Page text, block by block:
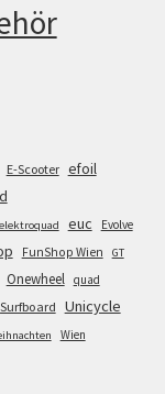
E-Scooter efoil
elektroquad euc
Evolve
FunShop Wien GT
Onewheel quad
Surfboard Unicycle
Wien